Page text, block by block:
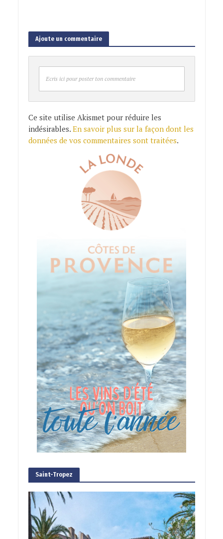
Ajoute un commentaire
Ecris ici pour poster ton commentaire
Ce site utilise Akismet pour réduire les
indésirables. En savoir plus sur la façon dont les
données de vos commentaires sont traitées.
Saint-Tropez